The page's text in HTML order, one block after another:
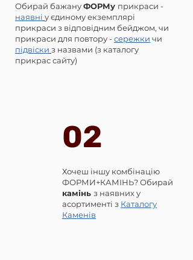
Обирай бажануФОРМу прикраси -
наявні у єдиному екземплярі
прикраси з відповідним бейджом, чи
прикраси для повтору -сережки чи
підвіски з назвами (з каталогу
прикрас сайту)
02
Хочеш іншу комбінацію
ФОРМИ+КАМІНЬ? Обирай
камінь з наявних у
асортименті з Каталогу
Каменів